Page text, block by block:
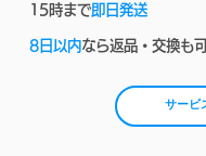
15時まで即日発送
8日以内なら返品・交換も
サービ